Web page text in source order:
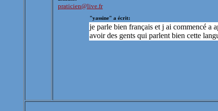
praticien@live.fr
"yassine" a écrit:
je parle bien français et j ai commencé a
avoir des gents qui parlent bien cette